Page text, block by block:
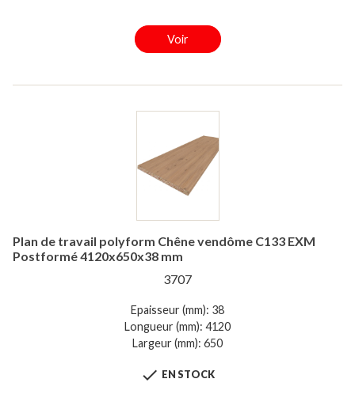
Voir
Plan de travail polyform Chêne vendôme C133 EXM
Postformé 4120x650x38 mm
3707
Epaisseur (mm): 38
Longueur (mm): 4120
Largeur (mm): 650
 EN STOCK